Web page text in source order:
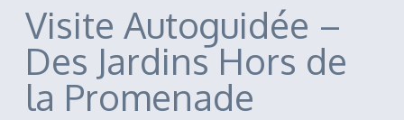
Visite Autoguidée –
Des Jardins Hors de
la Promenade